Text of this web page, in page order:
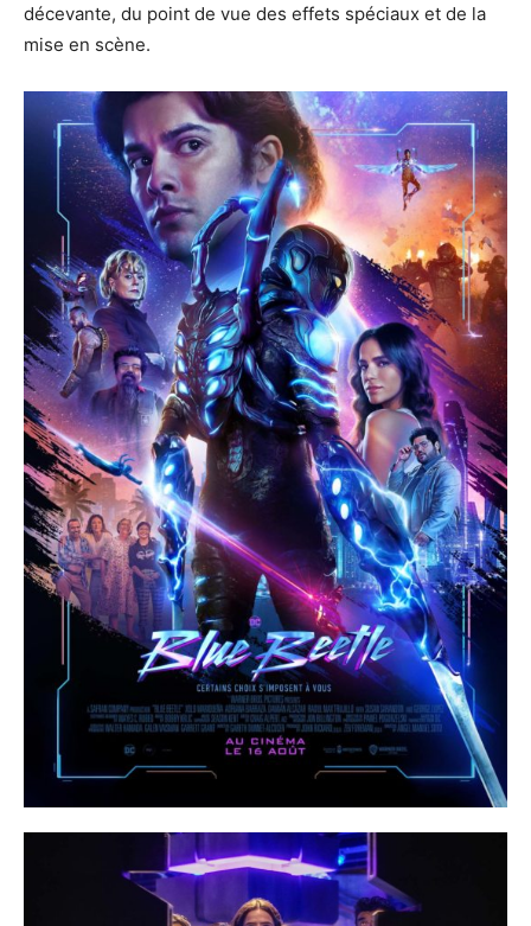
décevante, du point de vue des effets spéciaux et de la
mise en scène.